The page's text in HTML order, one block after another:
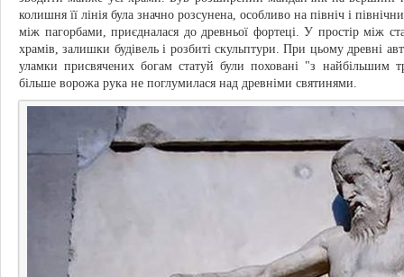
колишня її лінія була значно розсунена, особливо на північ і
між пагорбами, приєдналася до древньої фортеці. У простір між
храмів, залишки будівель і розбиті скульптури. При цьому древні
уламки присвячених богам статуй були поховані "з найбільшим
більше ворожа рука не поглумилася над древніми святинями.